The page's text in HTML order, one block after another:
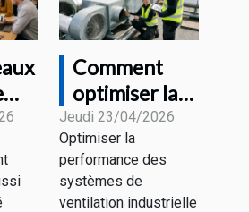
Comment
optimiser la
performance
des systèmes
de ventilation
industrielle ?
Jeudi 23/04/2026
Optimiser la
performance des
systèmes de
ventilation industrielle